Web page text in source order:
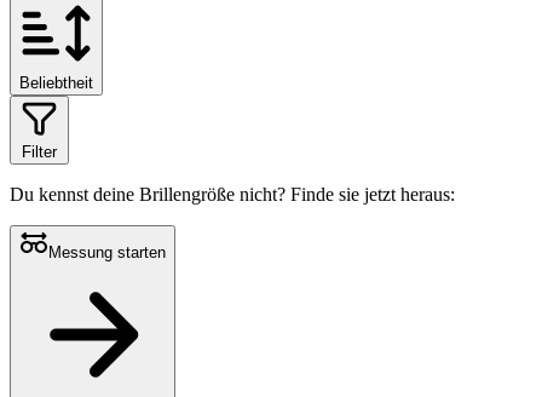
Beliebtheit
Filter
Du kennst deine Brillengröße nicht? Finde sie jetzt heraus:
Messung starten